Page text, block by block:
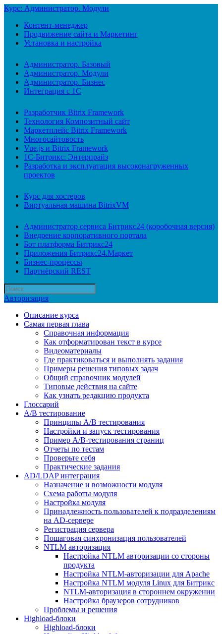
Курс: Администратор. Модули
Контент-менеджер
Продвижение сайта и Маркетинг
Установка и настройка
Администратор. Базовый
Администратор. Модули
Администратор. Бизнес
Интеграция с 1С
Разработчик Bitrix Framework
Технология Композитный сайт
Маркетплейс Bitrix Framework
Многосайтовость
Vue.js и Bitrix Framework
1С-Битрикс: Энтерпрайз
Разработка и эксплуатация высоконагруженных
проектов
Курс для хостеров
Виртуальная машина BitrixVM
Администратор сервиса Битрикс24 (коробочная версия)
Внедрение корпоративного портала
Бот платформа Битрикс24
Приложения Битрикс24.Маркет
Бизнес-процессы
Партнёрский REST
Авторизация
Описание курса
Самая первая глава
Справочная информация
Как отформатирован текст в курсе
Видеоматериалы
Где практиковаться и выполнять задания
Примеры решения типовых задач
Общий справочник модулей
Типовые действия на сайте
Как узнать редакцию продукта
Глоссарий
A/B тестирование
Принципы A/B тестирования
Настройки и запуск тестирования
Пример A/B-тестирования страниц
Отчеты по тестам
Проверьте себя
Практические задания
AD/LDAP интеграция
Назначение и возможности модуля
Схема работы модуля
Настройка модуля
Принадлежность пользователей к подразделениям
на AD-сервере
Регистрация сервера
Пошаговая синхронизация пользователей
NTLM авторизация
Настройка NTLM авторизации со стороны
продукта
Настройка NTLM-авторизации для Apache
Настройка NTLM модуля Linux для Битрикс
NTLM-авторизация в стороннем окружении
Настройка браузеров сотрудников
Проблемы и решения
Highload-блоки
Highload-блоки